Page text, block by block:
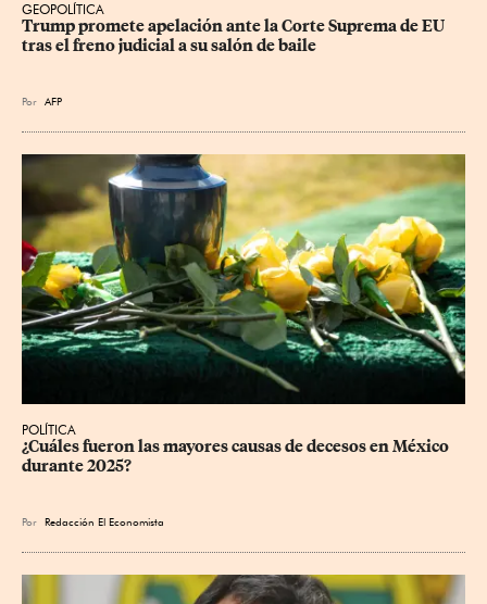
GEOPOLÍTICA
Trump promete apelación ante la Corte Suprema de EU
tras el freno judicial a su salón de baile
Por AFP
POLÍTICA
¿Cuáles fueron las mayores causas de decesos en México
durante 2025?
Por Redacción El Economista